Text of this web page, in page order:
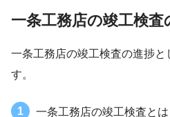
一条工務店の竣工検査
一条工務店の竣工検査の進捗と
す。
一条工務店の竣工検査とは